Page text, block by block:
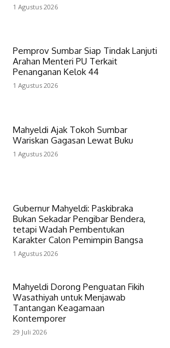
1 Agustus 2026
Pemprov Sumbar Siap Tindak Lanjuti
Arahan Menteri PU Terkait
Penanganan Kelok 44
1 Agustus 2026
Mahyeldi Ajak Tokoh Sumbar
Wariskan Gagasan Lewat Buku
1 Agustus 2026
Gubernur Mahyeldi: Paskibraka
Bukan Sekadar Pengibar Bendera,
tetapi Wadah Pembentukan
Karakter Calon Pemimpin Bangsa
1 Agustus 2026
Mahyeldi Dorong Penguatan Fikih
Wasathiyah untuk Menjawab
Tantangan Keagamaan
Kontemporer
29 Juli 2026